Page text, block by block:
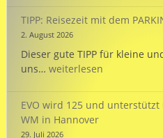
!
TIPP: Reisezeit mit dem
2. August 2026
Dieser gute TIPP für kleine
uns… TIPP:
dem
PARKINSON’S
weiterlesen
EVO wird 125 und
WM in Hannover
29. Juli 2026